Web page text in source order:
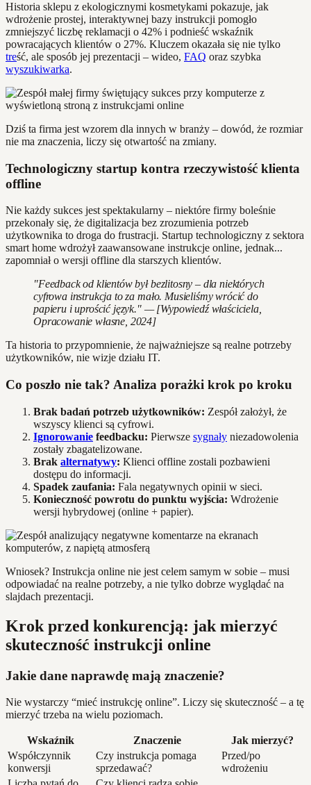
Historia sklepu z ekologicznymi kosmetykami pokazuje, jak
wdrożenie prostej, interaktywnej bazy instrukcji pomogło
zmniejszyć liczbę reklamacji o 42% i podnieść wskaźnik
powracających klientów o 27%. Kluczem okazała się nie tylko
treść, ale sposób jej prezentacji – wideo, FAQ oraz szybka
wyszukiwarka.
Dziś ta firma jest wzorem dla innych w branży – dowód, że rozmiar
nie ma znaczenia, liczy się otwartość na zmiany.
Technologiczny startup kontra rzeczywistość klienta
offline
Nie każdy sukces jest spektakularny – niektóre firmy boleśnie
przekonały się, że digitalizacja bez zrozumienia potrzeb
użytkownika to droga do frustracji. Startup technologiczny z sektora
smart home wdrożył zaawansowane instrukcje online, jednak...
zapomniał o wersji offline dla starszych klientów.
"Feedback od klientów był bezlitosny – dla niektórych
cyfrowa instrukcja to za mało. Musieliśmy wrócić do
papieru i uprościć język." — [Wypowiedź właściciela,
Opracowanie własne, 2024]
Ta historia to przypomnienie, że najważniejsze są realne potrzeby
użytkowników, nie wizje działu IT.
Co poszło nie tak? Analiza porażki krok po kroku
Brak badań potrzeb użytkowników: Zespół założył, że
wszyscy klienci są cyfrowi.
Ignorowanie feedbacku: Pierwsze sygnały niezadowolenia
zostały zbagatelizowane.
Brak alternatywy: Klienci offline zostali pozbawieni
dostępu do informacji.
Spadek zaufania: Fala negatywnych opinii w sieci.
Konieczność powrotu do punktu wyjścia: Wdrożenie
wersji hybrydowej (online + papier).
Wniosek? Instrukcja online nie jest celem samym w sobie – musi
odpowiadać na realne potrzeby, a nie tylko dobrze wyglądać na
slajdach prezentacji.
Krok przed konkurencją: jak mierzyć
skuteczność instrukcji online
Jakie dane naprawdę mają znaczenie?
Nie wystarczy “mieć instrukcję online”. Liczy się skuteczność – a tę
mierzyć trzeba na wielu poziomach.
Wskaźnik Znaczenie
Jak mierzyć?
Współczynnik
konwersji
Czy instrukcja pomaga
sprzedawać?
Przed/po
wdrożeniu